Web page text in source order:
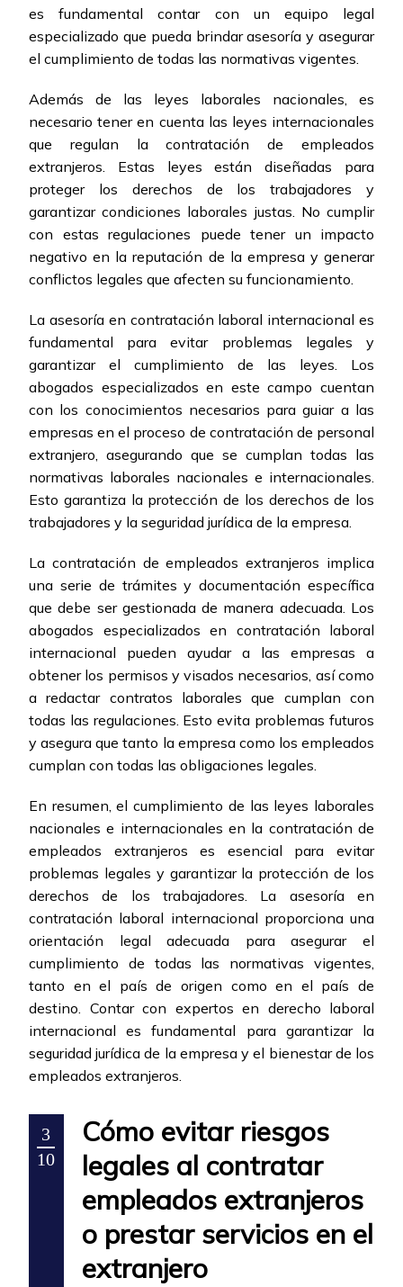
es fundamental contar con un equipo legal
especializado que pueda brindar asesoría y asegurar
el cumplimiento de todas las normativas vigentes.
Además de las leyes laborales nacionales, es
necesario tener en cuenta las leyes internacionales
que regulan la contratación de empleados
extranjeros. Estas leyes están diseñadas para
proteger los derechos de los trabajadores y
garantizar condiciones laborales justas. No cumplir
con estas regulaciones puede tener un impacto
negativo en la reputación de la empresa y generar
conflictos legales que afecten su funcionamiento.
La asesoría en contratación laboral internacional es
fundamental para evitar problemas legales y
garantizar el cumplimiento de las leyes. Los
abogados especializados en este campo cuentan
con los conocimientos necesarios para guiar a las
empresas en el proceso de contratación de personal
extranjero, asegurando que se cumplan todas las
normativas laborales nacionales e internacionales.
Esto garantiza la protección de los derechos de los
trabajadores y la seguridad jurídica de la empresa.
La contratación de empleados extranjeros implica
una serie de trámites y documentación específica
que debe ser gestionada de manera adecuada. Los
abogados especializados en contratación laboral
internacional pueden ayudar a las empresas a
obtener los permisos y visados necesarios, así como
a redactar contratos laborales que cumplan con
todas las regulaciones. Esto evita problemas futuros
y asegura que tanto la empresa como los empleados
cumplan con todas las obligaciones legales.
En resumen, el cumplimiento de las leyes laborales
nacionales e internacionales en la contratación de
empleados extranjeros es esencial para evitar
problemas legales y garantizar la protección de los
derechos de los trabajadores. La asesoría en
contratación laboral internacional proporciona una
orientación legal adecuada para asegurar el
cumplimiento de todas las normativas vigentes,
tanto en el país de origen como en el país de
destino. Contar con expertos en derecho laboral
internacional es fundamental para garantizar la
seguridad jurídica de la empresa y el bienestar de los
empleados extranjeros.
3
10
Cómo evitar riesgos
legales al contratar
empleados extranjeros
o prestar servicios en el
extranjero